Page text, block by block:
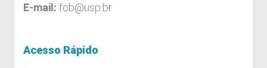
E-mail: fob@usp.br
Acesso Rápido